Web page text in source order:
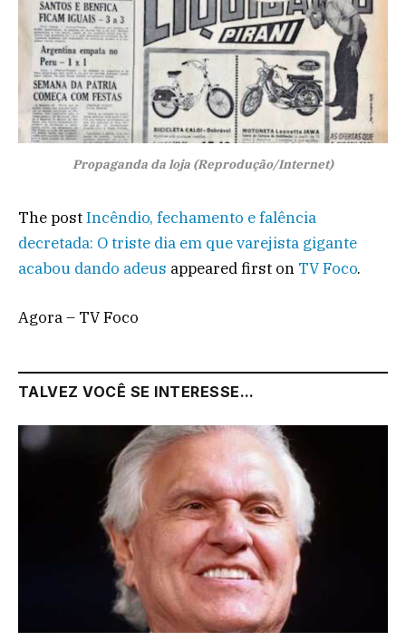
Propaganda da loja (Reprodução/Internet)
The postIncêndio, fechamento e falência
decretada: O triste dia em que varejista gigante
acabou dando adeus appeared first on TV Foco.
Agora – TV Foco
TALVEZ VOCÊ SE INTERESSE...